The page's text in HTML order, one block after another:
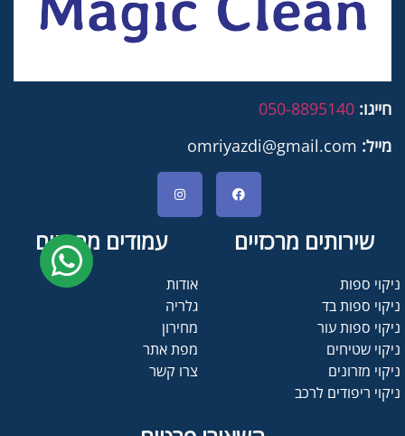
חייגו: 050-8895140
מייל:omriyazdi@gmail.com
שירותים מרכזיים
ניקוי ספות
ניקוי ספות בד
ניקוי ספות עור
ניקוי שטיחים
ניקוי מזרונים
ניקוי ריפודים לרכב
עמודים מרכזיים
אודות
גלריה
מחירון
מפת אתר
צרו קשר